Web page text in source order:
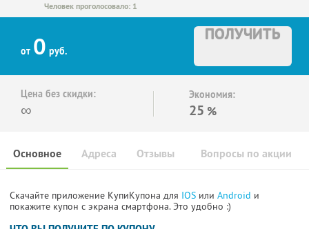
Человек проголосовало: 1
от 0 руб.
ПОЛУЧИТЬ
Цена без скидки:
∞
Экономия:
25 %
Основное Отзывы Вопросы по акции
Адреса
Скачайте приложение КупиКупона для IOS или Android и
покажите купон с экрана смартфона. Это удобно :)